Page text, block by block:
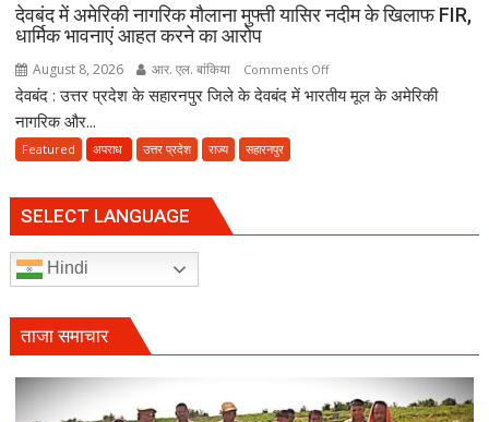
देवबंद में अमेरिकी नागरिक मौलाना मुफ्ती यासिर नदीम के खिलाफ FIR,
धार्मिक भावनाएं आहत करने का आरोप
August 8, 2026 आर. एल. बांकिया Comments Offon
देवबंद
यासिर
धार्मिक
भावनाएं
आहत
देवबंद : उत्तर प्रदेश के सहारनपुर जिले के देवबंद में भारतीय मूल के अमेरिकी
नागरिक और...
Featured अपराध उत्तर प्रदेश राज्य सहारनपुर
SELECT LANGUAGE
Hindi
ताजा समाचार